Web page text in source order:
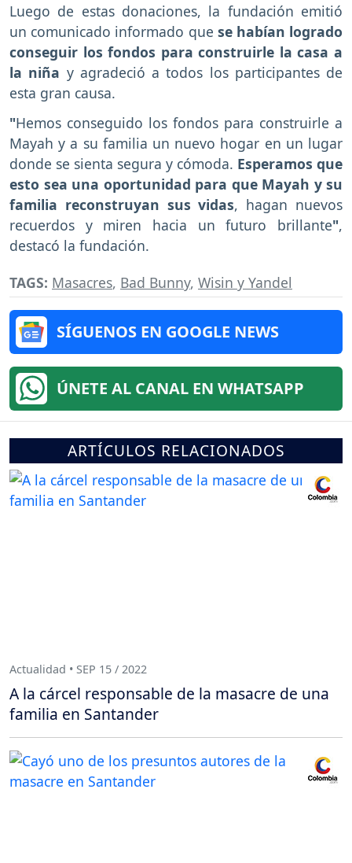
Luego de estas donaciones, la fundación emitió
un comunicado informado que se habían logrado
conseguir los fondos para construirle la casa a
la niña y agradeció a todos los participantes de
esta gran causa.
"Hemos conseguido los fondos para construirle a
Mayah y a su familia un nuevo hogar en un lugar
donde se sienta segura y cómoda. Esperamos que
esto sea una oportunidad para que Mayah y su
familia reconstruyan sus vidas, hagan nuevos
recuerdos y miren hacia un futuro brillante",
destacó la fundación.
TAGS: Masacres, Bad Bunny, Wisin y Yandel
SÍGUENOS EN GOOGLE NEWS
ÚNETE AL CANAL EN WHATSAPP
ARTÍCULOS RELACIONADOS
Actualidad • SEP 15 / 2022
A la cárcel responsable de la masacre de una
familia en Santander